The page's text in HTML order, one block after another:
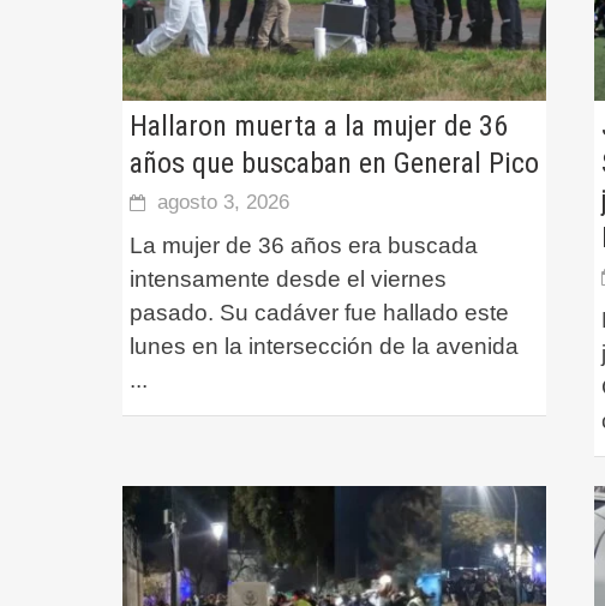
Hallaron muerta a la mujer de 36
años que buscaban en General Pico
agosto 3, 2026
La mujer de 36 años era buscada
intensamente desde el viernes
pasado. Su cadáver fue hallado este
lunes en la intersección de la avenida
...